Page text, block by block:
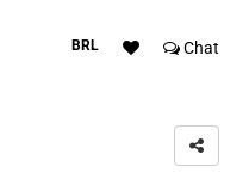
BRL Chat